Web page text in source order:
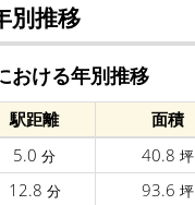
別推移
おける年別推移
駅距離 面積
5.0 分 40.8 坪
12.8 分 93.6 坪